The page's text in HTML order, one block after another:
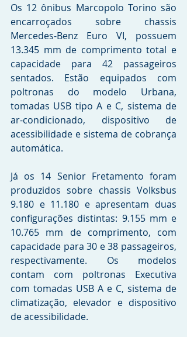
Os 12 ônibus Marcopolo Torino são
encarroçados sobre chassis
Mercedes-Benz Euro VI, possuem
13.345 mm de comprimento total e
capacidade para 42 passageiros
sentados. Estão equipados com
poltronas do modelo Urbana,
tomadas USB tipo A e C, sistema de
ar-condicionado, dispositivo de
acessibilidade e sistema de cobrança
automática.
Já os 14 Senior Fretamento foram
produzidos sobre chassis Volksbus
9.180 e 11.180 e apresentam duas
configurações distintas: 9.155 mm e
10.765 mm de comprimento, com
capacidade para 30 e 38 passageiros,
respectivamente. Os modelos
contam com poltronas Executiva
com tomadas USB A e C, sistema de
climatização, elevador e dispositivo
de acessibilidade.